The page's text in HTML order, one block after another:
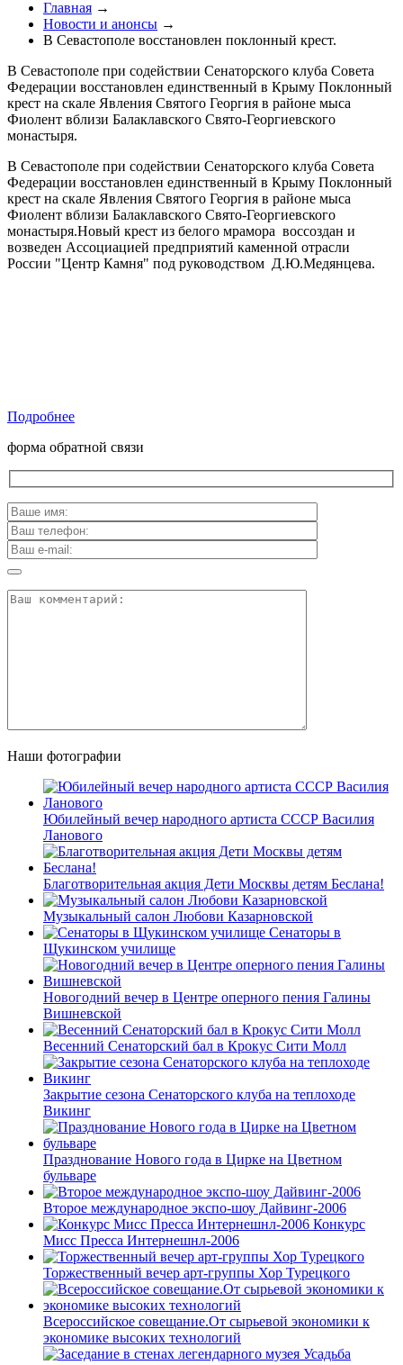
Главная →
Новости и анонсы →
В Севастополе восстановлен поклонный крест.
В Севастополе при содействии Сенаторского клуба Совета
Федерации восстановлен единственный в Крыму Поклонный
крест на скале Явления Святого Георгия в районе мыса
Фиолент вблизи Балаклавского Свято-Георгиевского
монастыря.
В Севастополе при содействии Сенаторского клуба Совета
Федерации восстановлен единственный в Крыму Поклонный
крест на скале Явления Святого Георгия в районе мыса
Фиолент вблизи Балаклавского Свято-Георгиевского
монастыря.Новый крест из белого мрамора воссоздан и
возведен Ассоциацией предприятий каменной отрасли
России "Центр Камня" под руководством Д.Ю.Медянцева.
Подробнее
форма обратной связи
Наши фотографии
Юбилейный вечер народного артиста СССР Василия
Ланового
Благотворительная акция Дети Москвы детям Беслана!
Музыкальный салон Любови Казарновской
Сенаторы в
Щукинском училище
Новогодний вечер в Центре оперного пения Галины
Вишневской
Весенний Сенаторский бал в Крокус Сити Молл
Закрытие сезона Сенаторского клуба на теплоходе
Викинг
Празднование Нового года в Цирке на Цветном
бульваре
Второе международное экспо-шоу Дайвинг-2006
Конкурс
Мисс Пресса Интернешнл-2006
Торжественный вечер арт-группы Хор Турецкого
Всероссийское совещание.От сырьевой экономики к
экономике высоких технологий